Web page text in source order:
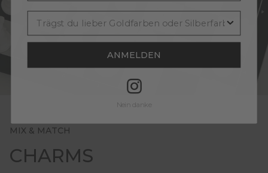
MIX & MATCH
CHARMS
ANMELDEN
Nein danke